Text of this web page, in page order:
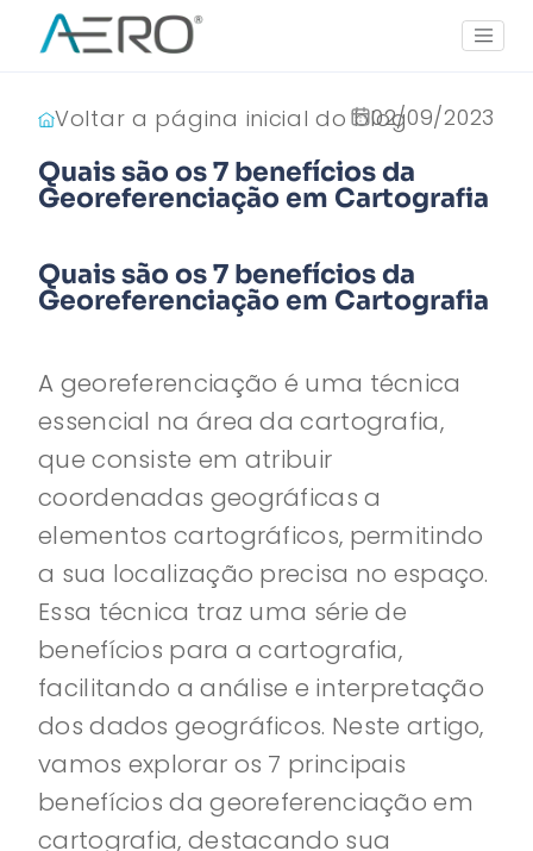
02/09/2023
Voltar a página inicial do blog
Quais são os 7 benefícios da
Georeferenciação em Cartografia
Quais são os 7 benefícios da
Georeferenciação em Cartografia
A georeferenciação é uma técnica
essencial na área da cartografia,
que consiste em atribuir
coordenadas geográficas a
elementos cartográficos, permitindo
a sua localização precisa no espaço.
Essa técnica traz uma série de
benefícios para a cartografia,
facilitando a análise e interpretação
dos dados geográficos. Neste artigo,
vamos explorar os 7 principais
benefícios da georeferenciação em
cartografia, destacando sua